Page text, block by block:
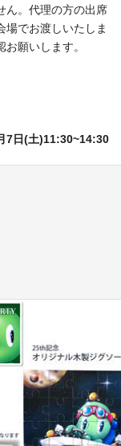
ん。代理の方の出席
でお渡しいたしま
願いします。
7日(土)11:30~14:30